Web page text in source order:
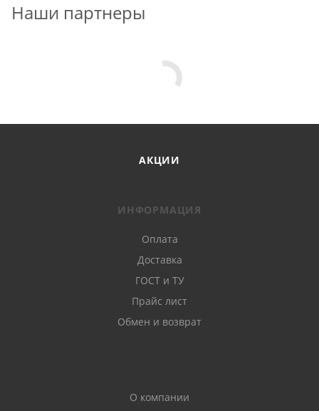
Наши партнеры
АКЦИИ
ИНФОРМАЦИЯ
Оплата
Доставка
ГОСТ и ТУ
Прайс лист
Обмен и возврат
О компании